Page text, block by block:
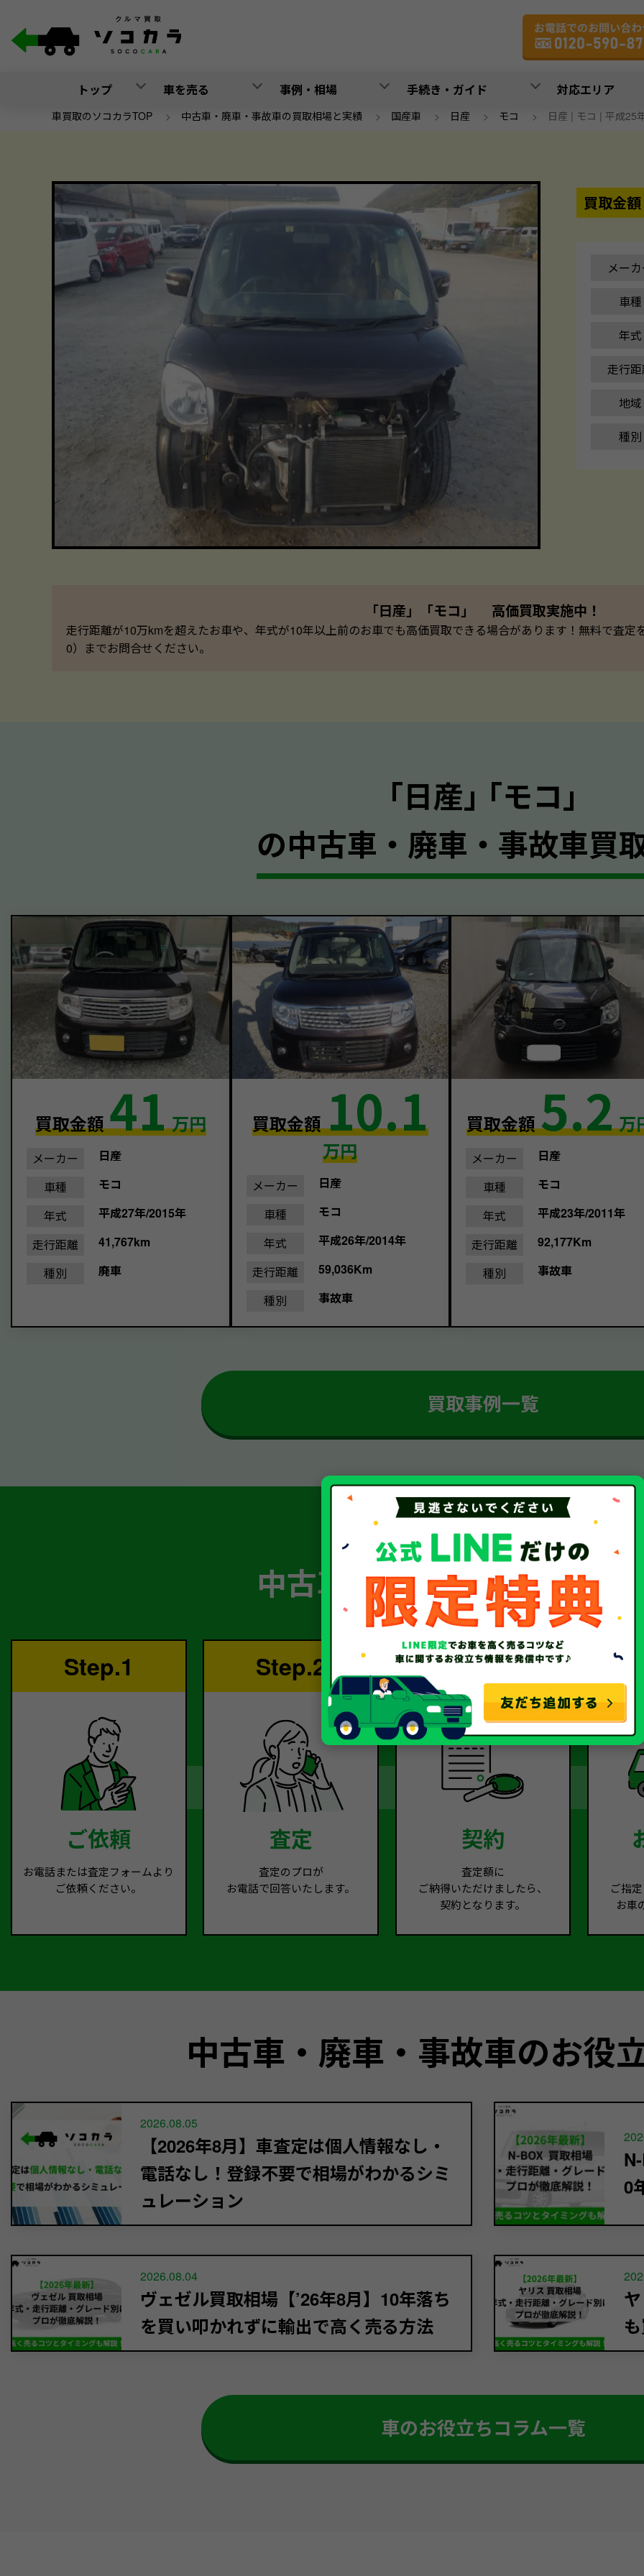
トップ 車を売る 事例・相場 手続き・ガイド 対応エリア
車買取のソコカラTOP > 中古車・廃車・事故車の買取相場と実績 > 国産車 > 日産 > モコ > 日産 | モコ | 平成25
買取金額
メー
車種
年式
走行
地域
種別
「日産」「モコ」 高価買取実施中！
走行距離が10万kmを超えたお車や、年式が10年以上前のお車でも高価買取できる場合があります！無料で査定
0）までお問合せください。
｢日産｣ ｢モコ｣
の中古車・廃車・事故車買
買取金額41 万円
メーカー
日産
車種
モコ
年式
平成27年/2015年
走行距離
41,767km
種別
廃車
買取金額10.1
万円
メーカー
日産
車種
モコ
年式
平成26年/2014年
走行距離
59,036Km
種別
事故車
買取金額5.2 万
メーカー
日産
車種
モコ
年式
平成23年/2011年
走行距離
92,177Km
種別
事故車
買取事例一覧
簡単 5ステップ！
中古車・廃車・事故車買取
Step.1
ご依頼
お電話または査定フォームより
ご依頼ください。
Step.2
査定
査定のプロが
お電話で回答いたします。
Step.3
契約
査定額に
ご納得いただけましたら、
契約となります。
ご指
お車
中古車・廃車・事故車のお役
2026.08.05
【2026年8月】車査定は個人情報なし・
電話なし！登録不要で相場がわかるシミ
ュレーション
0
2026.08.04
ヴェゼル買取相場【’26年8月】10年落ち
を買い叩かれずに輸出で高く売る方法
車のお役立ちコラム一覧